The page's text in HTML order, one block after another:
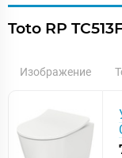
Toto RP
Изображение